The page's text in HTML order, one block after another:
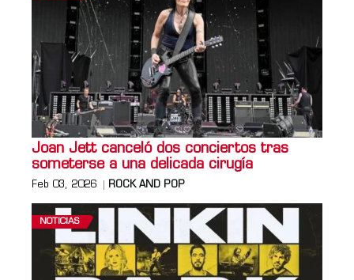
Joan Jett canceló dos conciertos tras
someterse a una delicada cirugía
Feb 03, 2026 ROCK AND POP
NOTICIAS